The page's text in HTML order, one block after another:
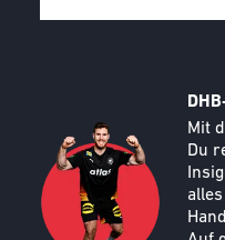
Text
Mit
Du